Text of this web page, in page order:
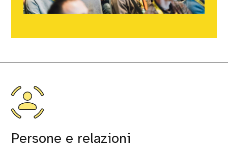
Persone e relazioni